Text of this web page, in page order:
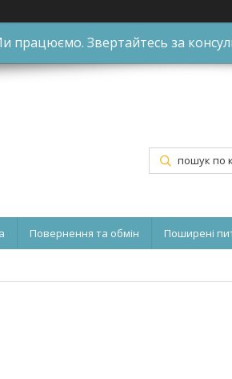
працюємо. Звертайтесь за
Повернення та обмін Поширені